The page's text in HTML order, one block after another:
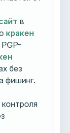
в
кракен
без
фишинг.